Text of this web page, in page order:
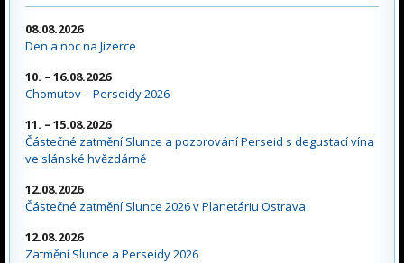
08.08.2026
Den a noc na Jizerce
10. – 16.08.2026
Chomutov – Perseidy 2026
11. – 15.08.2026
Částečné zatmění Slunce a pozorování Perseid s degustací vína
ve slánské hvězdárně
12.08.2026
Částečné zatmění Slunce 2026 v Planetáriu Ostrava
12.08.2026
Zatmění Slunce a Perseidy 2026